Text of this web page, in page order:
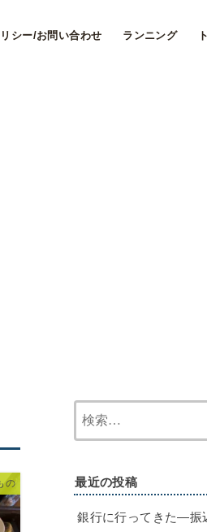
シー/お問い合わせ ランニング
の 最近の投稿
銀行に行ってきた—振